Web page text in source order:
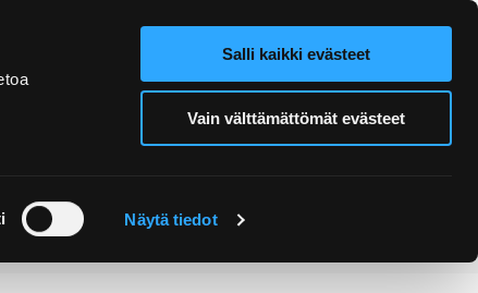
Näytä tiedot
Salli kaikki evästeet
Vain välttämättömät evästeet
Hae sivustolta